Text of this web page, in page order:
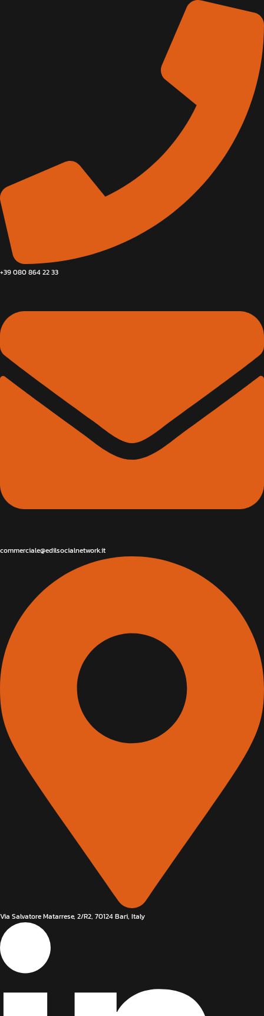
+39 080 864 22 33
commerciale@edilsocialnetwork.it
Via Salvatore Matarrese, 2/R2, 70124 Bari, Italy